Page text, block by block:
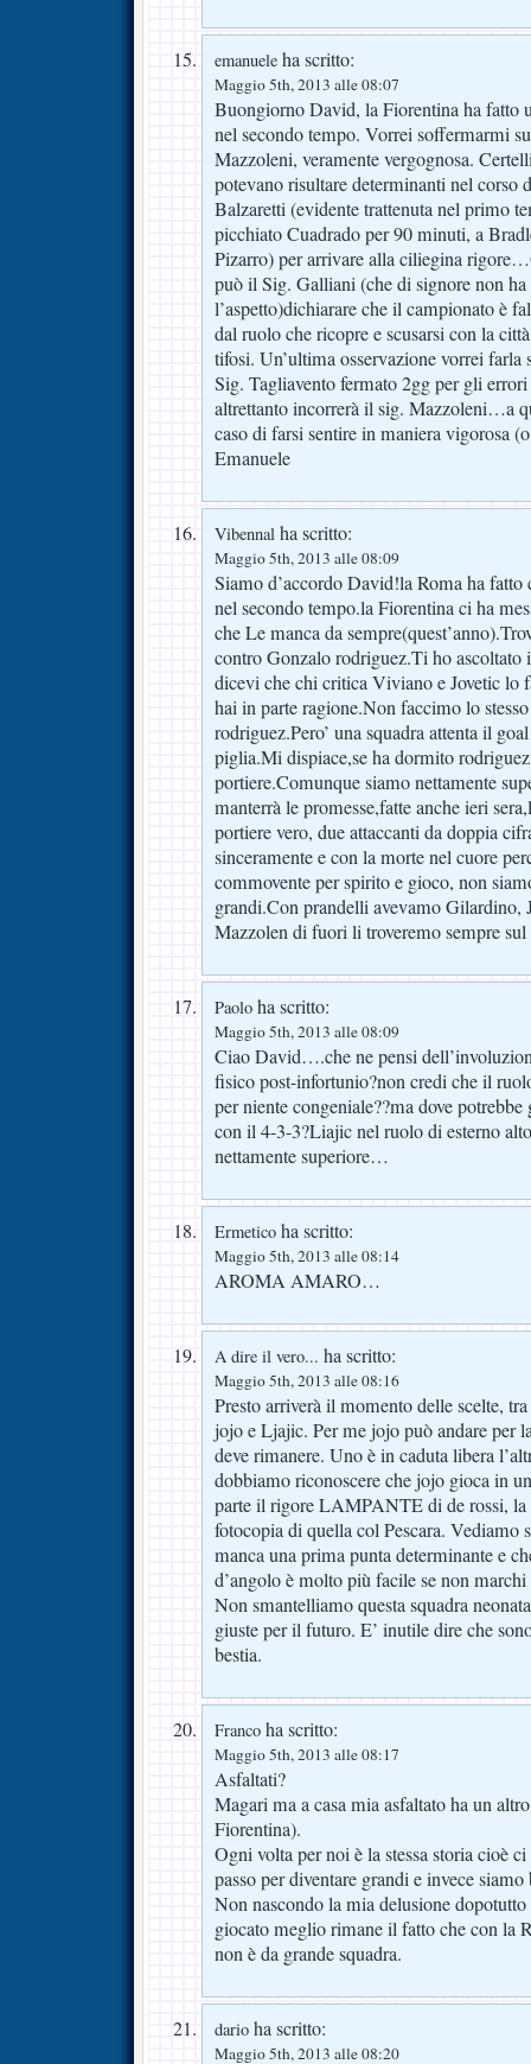
emanuele ha scritto:
Maggio 5th, 2013 alle 08:07
Buongiorno David, la Fiorentina ha fatto
nel secondo tempo. Vorrei soffermarmi
Mazzoleni, veramente vergognosa.
potevano risultare determinanti nel corso
Balzaretti (evidente trattenuta nel primo
picchiato Cuadrado per 90 minuti, a
Pizarro) per arrivare alla ciliegina
può il Sig. Galliani (che di signore non ha
l’aspetto)dichiarare che il campionato è
dal ruolo che ricopre e scusarsi con la
tifosi. Un’ultima osservazione vorrei
Sig. Tagliavento fermato 2gg per gli
altrettanto incorrerà il sig. Mazzoleni…a
caso di farsi sentire in maniera vigorosa
Emanuele
Vibennal ha scritto:
Maggio 5th, 2013 alle 08:09
Siamo d’accordo David!la Roma ha fatto
nel secondo tempo.la Fiorentina ci ha
che Le manca da
contro Gonzalo rodriguez.Ti ho ascoltato
dicevi che chi critica Viviano e Jovetic lo
hai in parte ragione.Non faccimo lo
rodriguez.Pero’ una squadra attenta il
piglia.Mi dispiace,se ha dormito
portiere.Comunque siamo nettamente
manterrà le promesse,fatte anche ieri
portiere vero, due attaccanti da doppia
sinceramente e con la morte nel cuore
commovente per spirito e gioco, non
grandi.Con prandelli avevamo Gilardino,
Mazzolen di fuori li troveremo sempre
Paolo ha scritto:
Maggio 5th, 2013 alle 08:09
Ciao David….che ne pensi
fisico post-infortunio?non credi che il
per niente congeniale??ma dove
con il 4-3-3?Liajic nel ruolo di esterno
nettamente superiore…
Ermetico ha scritto:
Maggio 5th, 2013 alle 08:14
AROMA AMARO…
A dire il vero... ha scritto:
Maggio 5th, 2013 alle 08:16
Presto arriverà il momento delle scelte,
jojo e Ljajic. Per me jojo può andare per
deve rimanere. Uno è in caduta libera
dobbiamo riconoscere che jojo gioca in
parte il rigore LAMPANTE di de rossi, la
fotocopia di quella col Pescara. Vediamo
manca una prima punta determinante e
d’angolo è molto più facile se non
Non smantelliamo questa squadra
giuste per il futuro. E’ inutile dire che
bestia.
Franco ha scritto:
Maggio 5th, 2013 alle 08:17
Asfaltati?
Magari ma a casa mia asfaltato ha un
Fiorentina).
Ogni volta per noi è la stessa storia cioè
passo per diventare grandi e invece
Non nascondo la mia delusione
giocato meglio rimane il fatto che con la
non è da grande squadra.
dario ha scritto:
Maggio 5th, 2013 alle 08:20